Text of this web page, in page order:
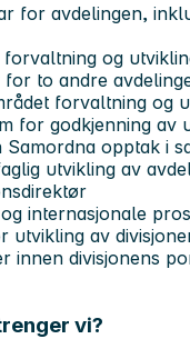
for avdelingen,
og
to andre
forvaltning og
for godkjenning av
opptak i
utvikling av
internasjonale
utvikling av
innen divisjonens
vi?